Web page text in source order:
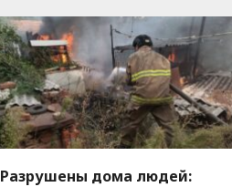
Разрушены дома людей: